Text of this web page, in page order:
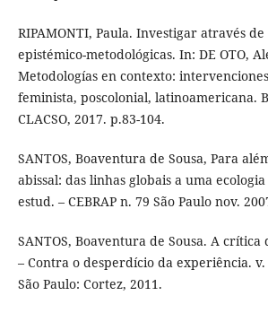
RIPAMONTI, Paula. Investigar através
epistémico-metodológicas. In: DE OTO,
Metodologías en contexto:
feminista, poscolonial, latinoamericana.
CLACSO, 2017. p.83-104.
SANTOS, Boaventura de Sousa, Para
abissal: das linhas globais a uma
estud. – CEBRAP n. 79 São Paulo nov.
SANTOS, Boaventura de Sousa. A
– Contra o desperdício da experiência.
São Paulo: Cortez, 2011.